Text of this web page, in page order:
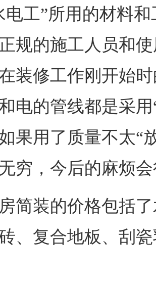
电工”所用的材料
规的施工人员和
装修工作刚开始
电的管线都是采
果用了质量不太“
穷，今后的麻烦
装的价格包括了
、复合地板、刮